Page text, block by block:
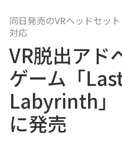
同日発売のVRヘッドセッ
対応
VR脱出アド
ゲーム「
Labyrinth」
に発売